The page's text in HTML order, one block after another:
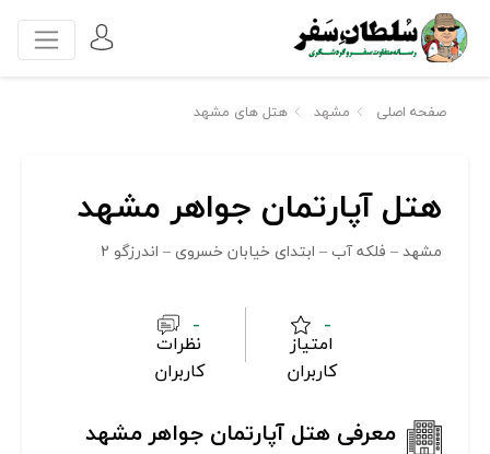
صفحه اصلی مشهد هتل های مشهد
هتل آپارتمان جواهر مشهد
مشهد – فلکه آب – ابتدای خیابان خسروی – اندرزگو 2
-
امتیاز
کاربران
-
نظرات
کاربران
معرفی هتل آپارتمان جواهر مشهد